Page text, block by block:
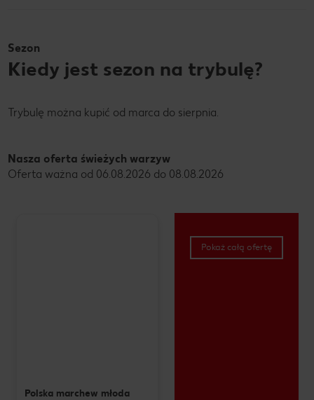
Sezon
Kiedy jest sezon na trybulę?
Trybulę można kupić od marca do sierpnia.
Nasza oferta świeżych warzyw
Oferta ważna od 06.08.2026 do 08.08.2026
Polska marchew młoda
Pokaż całą ofertę